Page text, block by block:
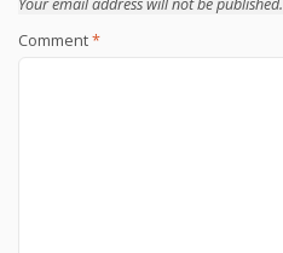
Comment*